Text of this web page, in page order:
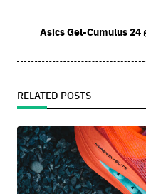
Asics Gel-Cumulus
RELATED POSTS